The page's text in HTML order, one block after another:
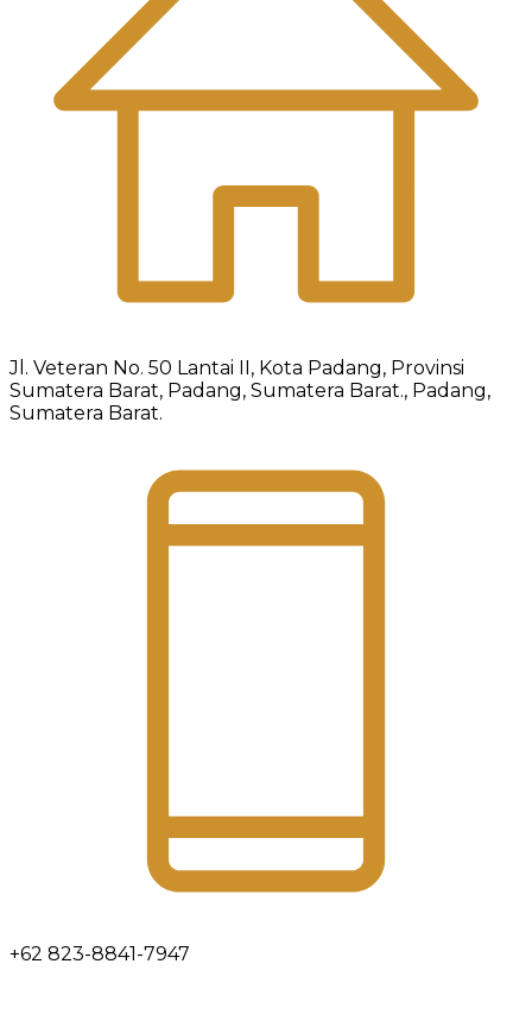
Jl. Veteran No. 50 Lantai II, Kota Padang, Provinsi
Sumatera Barat, Padang, Sumatera Barat., Padang,
Sumatera Barat.
+62 823-8841-7947